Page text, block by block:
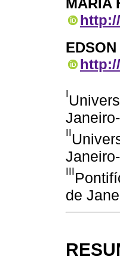
MARIA
I
II
III
de